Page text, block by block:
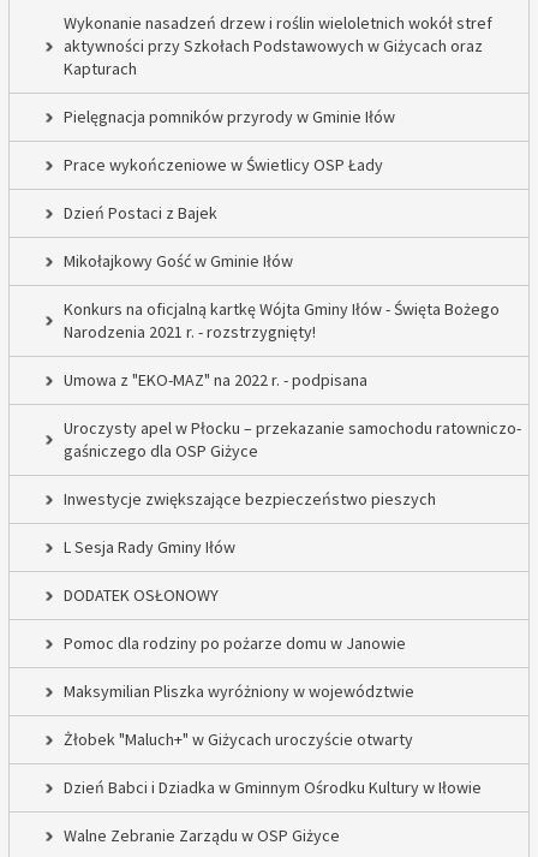
Wykonanie nasadzeń drzew i roślin wieloletnich wokół stref
aktywności przy Szkołach Podstawowych w Giżycach oraz
Kapturach
Pielęgnacja pomników przyrody w Gminie Iłów
Prace wykończeniowe w Świetlicy OSP Łady
Dzień Postaci z Bajek
Mikołajkowy Gość w Gminie Iłów
Konkurs na oficjalną kartkę Wójta Gminy Iłów - Święta Bożego
Narodzenia 2021 r. - rozstrzygnięty!
Umowa z "EKO-MAZ" na 2022 r. - podpisana
Uroczysty apel w Płocku – przekazanie samochodu ratowniczo-
gaśniczego dla OSP Giżyce
Inwestycje zwiększające bezpieczeństwo pieszych
L Sesja Rady Gminy Iłów
DODATEK OSŁONOWY
Pomoc dla rodziny po pożarze domu w Janowie
Maksymilian Pliszka wyróżniony w województwie
Żłobek "Maluch+" w Giżycach uroczyście otwarty
Dzień Babci i Dziadka w Gminnym Ośrodku Kultury w Iłowie
Walne Zebranie Zarządu w OSP Giżyce